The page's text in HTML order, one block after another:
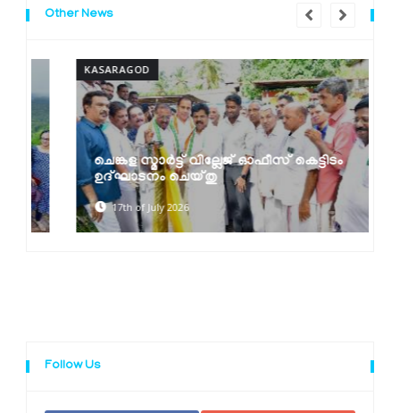
Other News
KASARAGOD
ചെങ്കള സ്മാർട്ട് വില്ലേജ് ഓഫീസ് കെട്ടിടം
ഉദ്ഘാടനം ചെയ്തു
17th of July 2026
Follow Us